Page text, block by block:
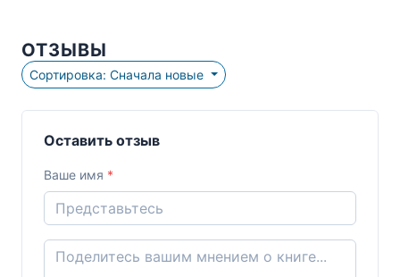
ОТЗЫВЫ
Сортировка: Сначала новые
Оставить отзыв
Ваше имя *